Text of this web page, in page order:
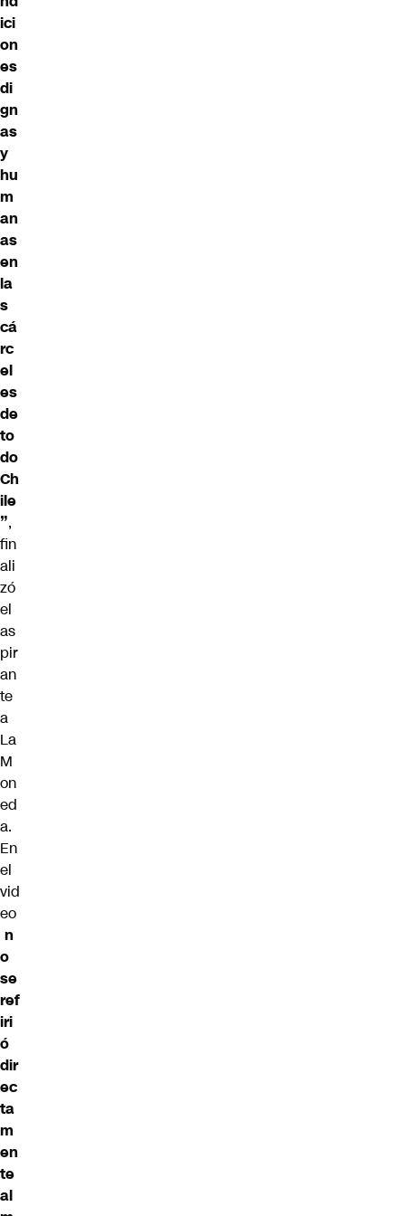
ici
on
es
di
gn
as
y
hu
m
an
as
en
la
s
cá
rc
el
es
de
to
do
Ch
ile
”,
fin
ali
zó
el
as
pir
an
te
a
La
M
on
ed
a.
En
el
vid
eo
n
o
se
ref
iri
ó
dir
ec
ta
m
en
te
al